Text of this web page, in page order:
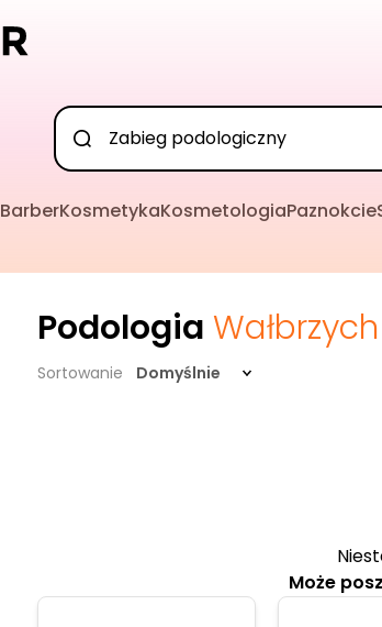
BarberKosmetykaKosmetologiaPaznokcie
Podologia Wałbrzych
Sortowanie Domyślnie
Może